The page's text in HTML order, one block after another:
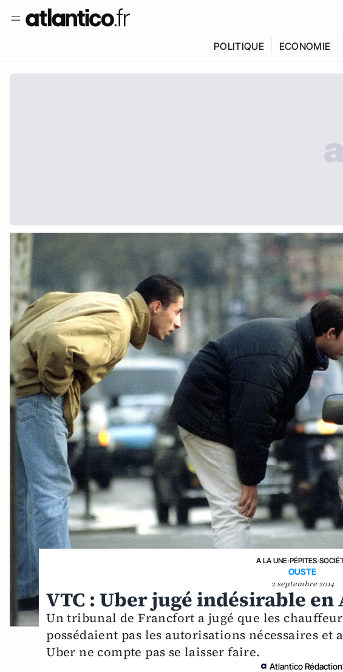
POLITIQUE ECONOMIE
A LA UNE›PÉPITES›
OUSTE
2 septembre 2014
VTC : Uber jugé indésirable en
Un tribunal de Francfort a jugé que les
possédaient pas les autorisations nécessaires et
Uber ne compte pas se laisser faire.
Atlantico Rédaction